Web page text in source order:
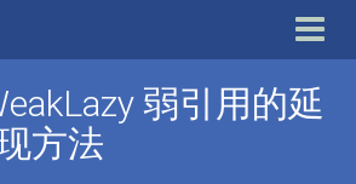
Toggle
弱引用的延
方法